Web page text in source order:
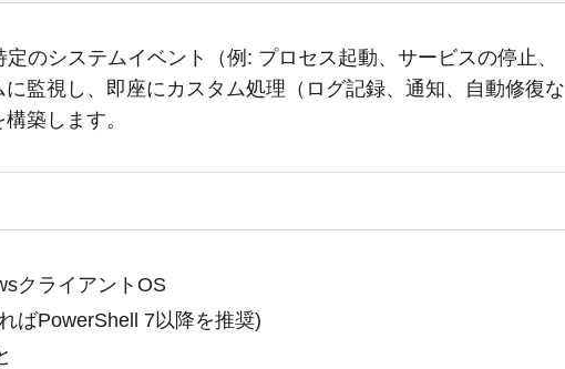
定のシステムイベント（例: プロセス起動、サービスの停止、
監視し、即座にカスタム処理（ログ記録、通知、自動修復な
築します。
クライアントOS
ばPowerShell 7以降を推奨)